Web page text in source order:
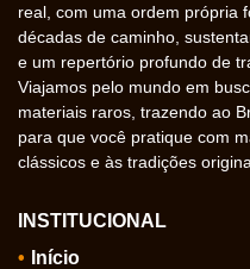
real, com uma ordem própria
décadas de caminho,
e um repertório profundo de
Viajamos pelo mundo em
materiais raros, trazendo ao
para que você pratique com
clássicos e às tradições
INSTITUCIONAL
Início